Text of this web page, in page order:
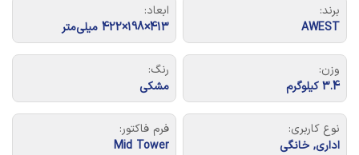
برند:
AWEST
ابعاد:
413×198×422 میلی‌متر
وزن:
3.4 کیلوگرم
رنگ:
مشکی
نوع کاربری:
اداری, خانگی
فرم فاکتور:
Mid Tower